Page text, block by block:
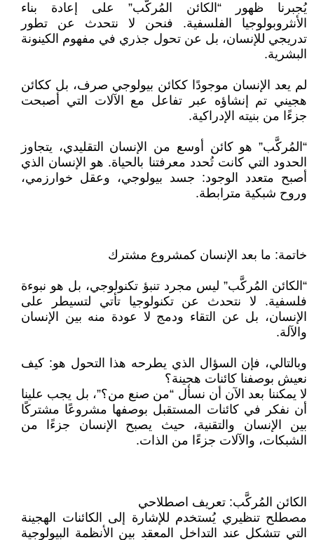
يُجبرنا ظهور “الكائن المُركَّب” على إعادة بناء
الأنثروبولوجيا الفلسفية. فنحن لا نتحدث عن تطور
تدريجي للإنسان، بل عن تحول جذري في مفهوم الكينونة
البشرية.
لم يعد الإنسان موجودًا ككائن بيولوجي صرف، بل ككائن
هجيني تم إنشاؤه عبر تفاعل مع الآلات التي أصبحت
جزءًا من بنيته الإدراكية.
“المُركَّب” هو كائن أوسع من الإنسان التقليدي، يتجاوز
الحدود التي كانت تُحدد معرفتنا بالحياة. هو الإنسان الذي
أصبح متعدد الوجود: جسد بيولوجي، وعقل خوارزمي،
وروح شبكية مترابطة.
خاتمة: ما بعد الإنسان كمشروع مشترك
“الكائن المُركَّب” ليس مجرد تنبؤ تكنولوجي، بل هو نبوءة
فلسفية. لا نتحدث عن تكنولوجيا تأتي لتسيطر على
الإنسان، بل عن التقاء ودمج لا عودة منه بين الإنسان
والآلة.
وبالتالي، فإن السؤال الذي يطرحه هذا التحول هو: كيف
نعيش بوصفنا كائنات هجينة؟
لا يمكننا بعد الآن أن نسأل “من صنع من؟”، بل يجب علينا
أن نفكر في كائنات المستقبل بوصفها مشروعًا مشتركًا
بين الإنسان والتقنية، حيث يصبح الإنسان جزءًا من
الشبكات، والآلات جزءًا من الذات.
الكائن المُركَّب: تعريف اصطلاحي
مصطلح تنظيري يُستخدم للإشارة إلى الكائنات الهجينة
التي تتشكل عند التداخل المعقد بين الأنظمة البيولوجية